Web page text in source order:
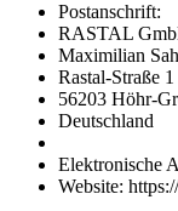
Postanschrift:
RASTAL
Maximilian
Rastal-Straße 1
56203 Höhr-
Deutschland
Elektronische
Website: